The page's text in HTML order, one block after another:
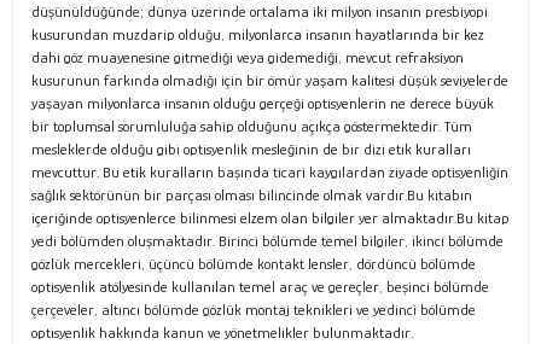
düşünüldüğünde; dünya üzerinde ortalama iki milyon insanın presbiyopi
kusurundan muzdarip olduğu, milyonlarca insanın hayatlarında bir kez
dahi göz muayenesine gitmediği veya gidemediği, mevcut refraksiyon
kusurunun farkında olmadığı için bir ömür yaşam kalitesi düşük seviyelerde
yaşayan milyonlarca insanın olduğu gerçeği optisyenlerin ne derece büyük
bir toplumsal sorumluluğa sahip olduğunu açıkça göstermektedir. Tüm
mesleklerde olduğu gibi optisyenlik mesleğinin de bir dizi etik kuralları
mevcuttur. Bu etik kuralların başında ticari kaygılardan ziyade optisyenliğin
sağlık sektörünün bir parçası olması bilincinde olmak vardır.Bu kitabın
içeriğinde optisyenlerce bilinmesi elzem olan bilgiler yer almaktadır.Bu kitap
yedi bölümden oluşmaktadır. Birinci bölümde temel bilgiler, ikinci bölümde
gözlük mercekleri, üçüncü bölümde kontakt lensler, dördüncü bölümde
optisyenlik atölyesinde kullanılan temel araç ve gereçler, beşinci bölümde
çerçeveler, altıncı bölümde gözlük montaj teknikleri ve yedinci bölümde
optisyenlik hakkında kanun ve yönetmelikler bulunmaktadır.